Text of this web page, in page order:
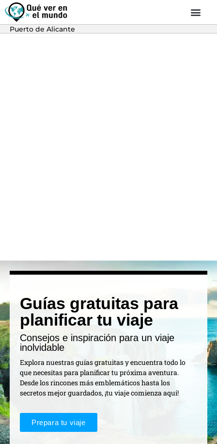
Puerto de Alicante
Guías gratuitas para
planificar tu viaje
Consejos e inspiración para un viaje
inolvidable
Explora nuestras guías gratuitas y encuentra todo lo
que necesitas para planificar tu próxima aventura.
Desde los rincones más emblemáticos hasta los
secretos mejor guardados, ¡tu viaje comienza aquí!
Prepara tu viaje